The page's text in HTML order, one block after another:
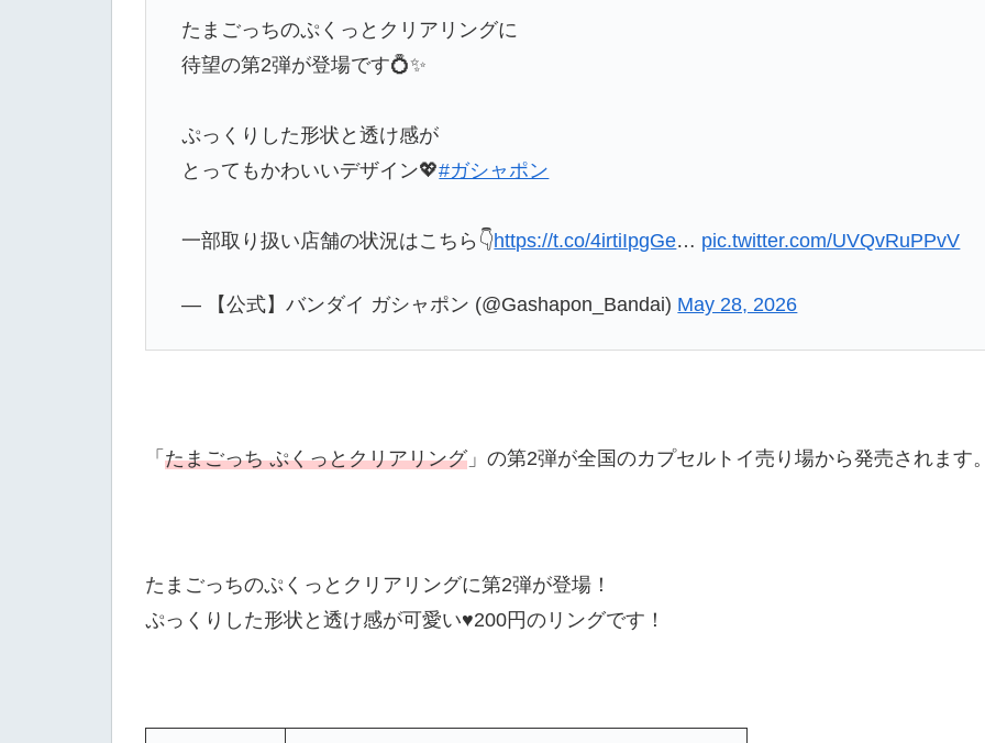
たまごっちのぷくっとクリアリングに
待望の第2弾が登場です💍✨
ぷっくりした形状と透け感が
とってもかわいいデザイン💖#ガシャポン
一部取り扱い店舗の状況はこちら👇https://t.co/4irtiIpgGe… pic.twitter.com/UVQvRuPPvV
— 【公式】バンダイ ガシャポン (@Gashapon_Bandai) May 28, 2026
「 たまごっち ぷくっとクリアリング」の第2弾が全国のカプセルトイ売り場から発売されます
たまごっちのぷくっとクリアリングに第2弾が登場！
ぷっくりした形状と透け感が可愛い♥200円のリングです！